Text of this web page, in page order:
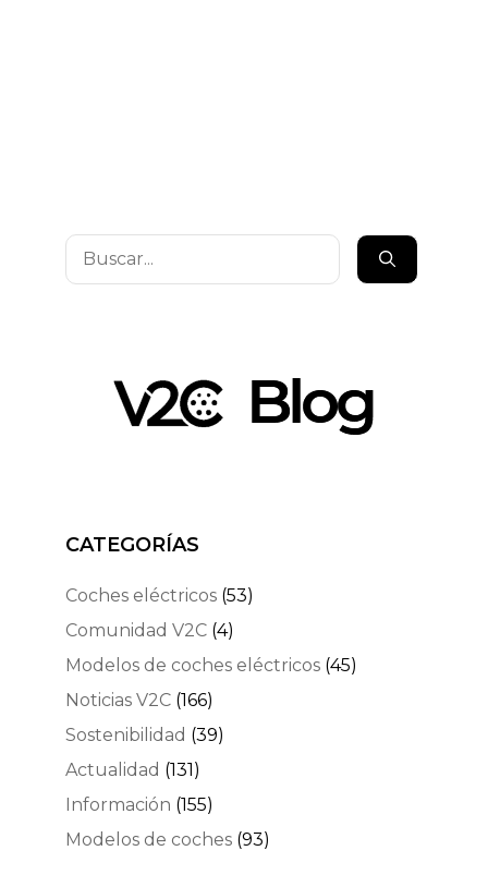
Buscar:
CATEGORÍAS
Coches eléctricos (53)
Comunidad V2C (4)
Modelos de coches eléctricos (45)
Noticias V2C (166)
Sostenibilidad (39)
Actualidad (131)
Información (155)
Modelos de coches (93)